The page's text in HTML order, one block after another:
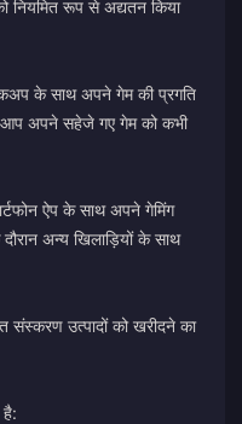
नियमित रूप से अद्यतन किया
के साथ अपने गेम की प्रगति
आप अपने सहेजे गए गेम को कभी
ऐप के साथ अपने गेमिंग
अन्य खिलाड़ियों के साथ
संस्करण उत्पादों को खरीदने का